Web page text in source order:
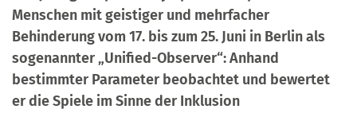
Menschen mit geistiger und mehrfacher
Behinderung vom 17. bis zum 25. Juni in Berlin als
sogenannter „Unified-Observer“: Anhand
bestimmter Parameter beobachtet und bewertet
er die Spiele im Sinne der Inklusion